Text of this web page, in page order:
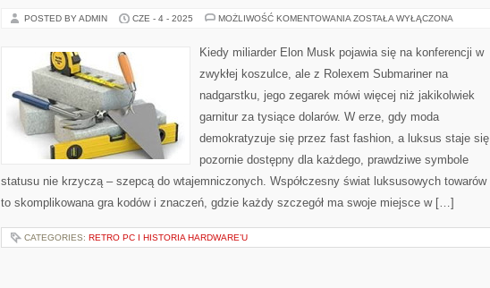
POSTED BY ADMIN CZE - 4 - 2025 MOŻLIWOŚĆ KOMENTOWANIA LUKSUSOWE
ZEGARKI,
BIŻUTERIA
TORBY
DLACZEGO
O
NASZYM
STATUSIE
ZOSTAŁA WYŁĄCZONA
Kiedy miliarder Elon Musk pojawia się na konferencji w
zwykłej koszulce, ale z Rolexem Submariner na
nadgarstku, jego zegarek mówi więcej niż jakikolwiek
garnitur za tysiące dolarów. W erze, gdy moda
demokratyzuje się przez fast fashion, a luksus staje się
pozornie dostępny dla każdego, prawdziwe symbole
statusu nie krzyczą – szepcą do wtajemniczonych. Współczesny świat luksusowych towarów
to skomplikowana gra kodów i znaczeń, gdzie każdy szczegół ma swoje miejsce w […]
CATEGORIES: RETRO PC I HISTORIA HARDWARE’U